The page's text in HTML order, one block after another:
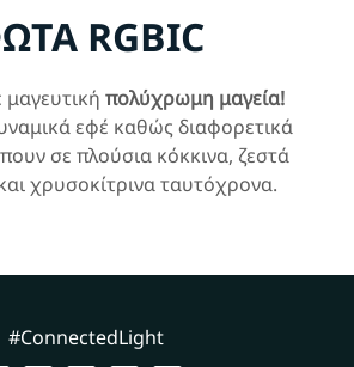
RGBIC
μαγευτική πολύχρωμη μαγεία!
εφέ καθώς διαφορετικά
σε πλούσια κόκκινα, ζεστά
χρυσοκίτρινα ταυτόχρονα.
#ConnectedLight